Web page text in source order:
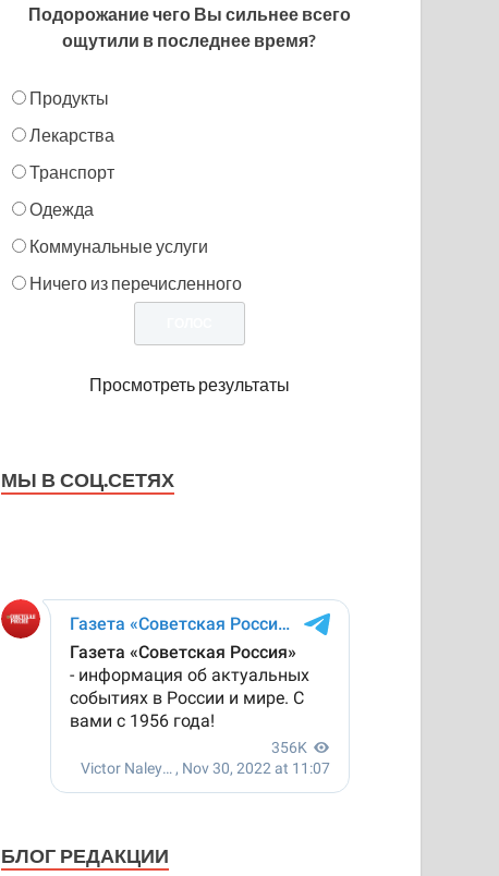
Подорожание чего Вы сильнее всего
ощутили в последнее время?
Продукты
Лекарства
Транспорт
Одежда
Коммунальные услуги
Ничего из перечисленного
Просмотреть результаты
МЫ В СОЦ.СЕТЯХ
БЛОГ РЕДАКЦИИ